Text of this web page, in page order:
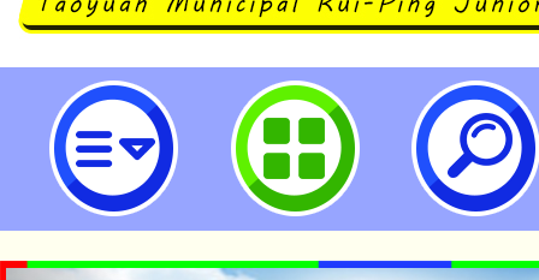
「2025花在彰化」活動訊息-桃園